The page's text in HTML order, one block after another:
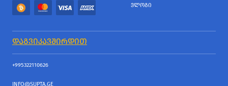
ᲕᲚᲝᲒᲘ
ᲓᲐᲒᲕᲘᲙᲐᲕᲨᲘᲠᲓᲘᲗ
+995322110626
INFO@SUPTA.GE